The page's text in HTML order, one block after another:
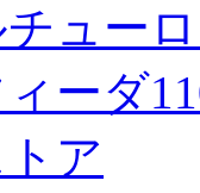
ュー
ーダ
ア